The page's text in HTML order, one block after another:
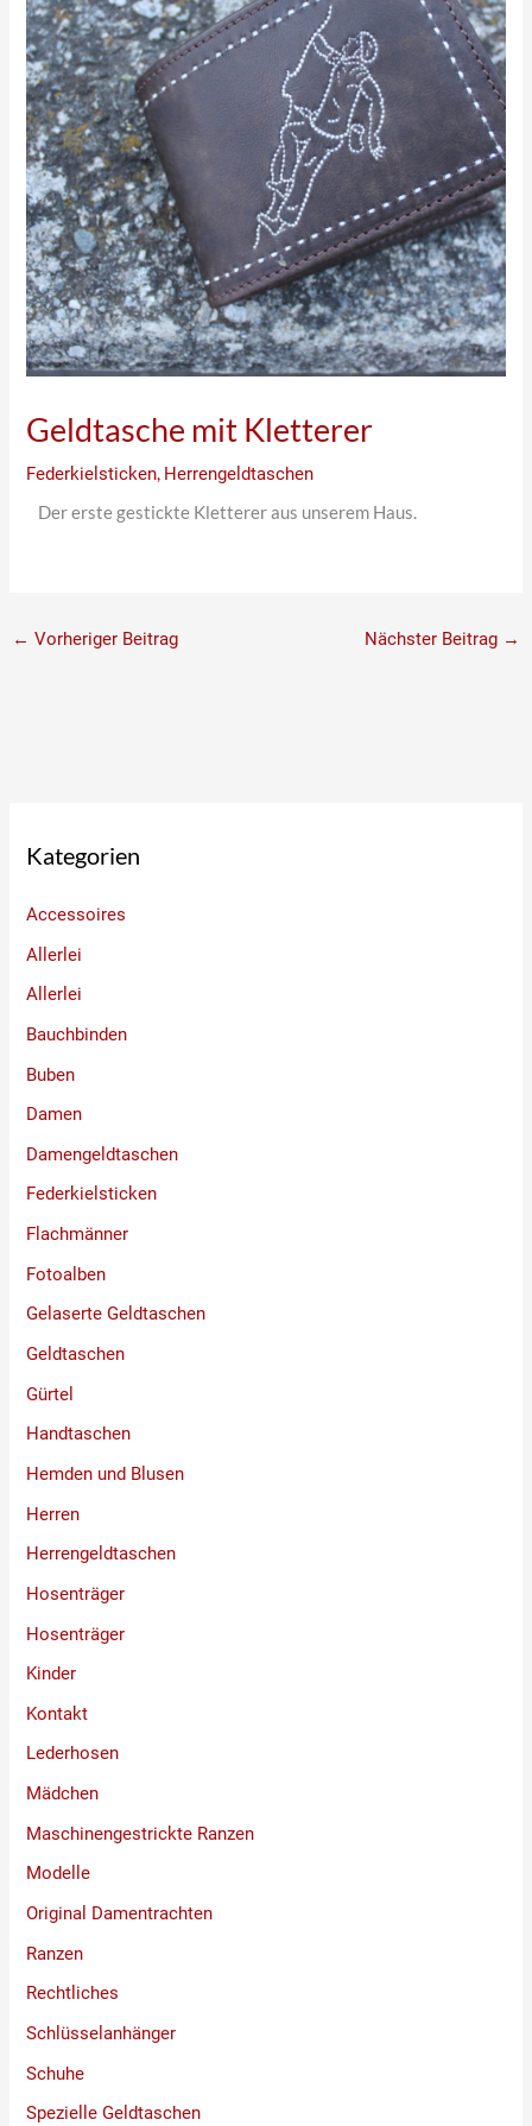
Geldtasche mit Kletterer
Federkielsticken, Herrengeldtaschen
Der erste gestickte Kletterer aus unserem Haus.
← Vorheriger Beitrag Nächster Beitrag →
Kategorien
Accessoires
Allerlei
Allerlei
Bauchbinden
Buben
Damen
Damengeldtaschen
Federkielsticken
Flachmänner
Fotoalben
Gelaserte Geldtaschen
Geldtaschen
Gürtel
Handtaschen
Hemden und Blusen
Herren
Herrengeldtaschen
Hosenträger
Hosenträger
Kinder
Kontakt
Lederhosen
Mädchen
Maschinengestrickte Ranzen
Modelle
Original Damentrachten
Ranzen
Rechtliches
Schlüsselanhänger
Schuhe
Spezielle Geldtaschen